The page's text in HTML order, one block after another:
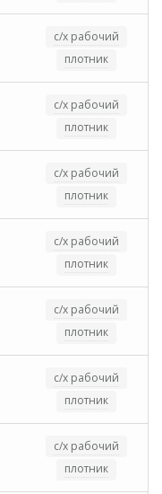
с/х рабочий
плотник
с/х рабочий
плотник
с/х рабочий
плотник
с/х рабочий
плотник
с/х рабочий
плотник
с/х рабочий
плотник
с/х рабочий
плотник